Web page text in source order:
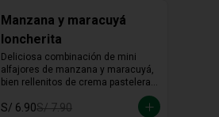
Manzana y maracuyá
loncherita
Deliciosa combinación de mini
alfajores de manzana y maracuyá,
bien rellenitos de crema pastelera
tradicional, relleno de manzana y
crema de maracuyá... Irresistible!!
S/ 6.90S/ 7.90